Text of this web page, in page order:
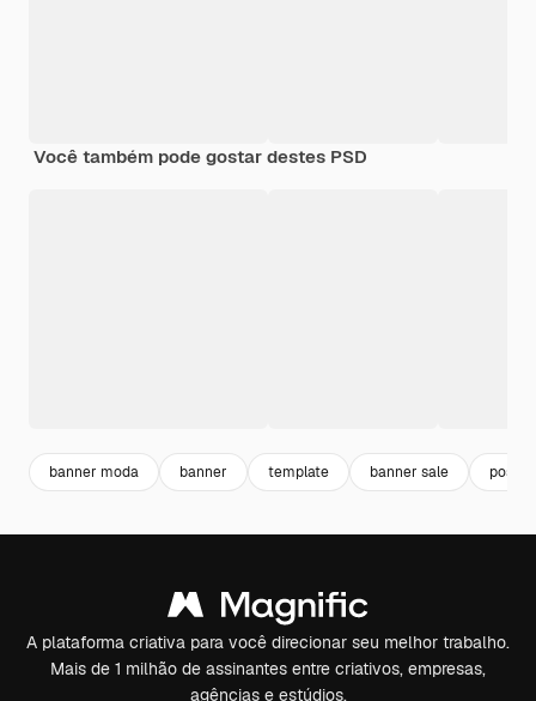
Você também pode gostar destes PSD
banner moda banner template banner sale post
A plataforma criativa para você direcionar seu melhor trabalho.
Mais de 1 milhão de assinantes entre criativos, empresas,
agências e estúdios.